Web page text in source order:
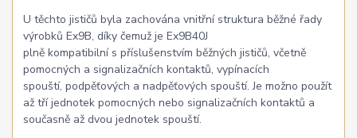
U těchto jističů byla zachována vnitřní struktura běžné řady
výrobků Ex9B, díky čemuž je Ex9B40J
plně kompatibilní s příslušenstvím běžných jističů, včetně
pomocných a signalizačních kontaktů, vypínacích
spouští, podpěťových a nadpěťových spouští. Je možno použít
až tří jednotek pomocných nebo signalizačních kontaktů a
současně až dvou jednotek spouští.